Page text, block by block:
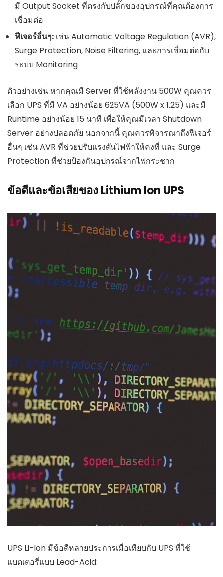
มี Output Socket ที่ตรงกับปลั๊กของอุปกรณ์ที่คุณต้องการ
เชื่อมต่อ
ฟีเจอร์อื่นๆ: เช่น Automatic Voltage Regulation (AVR),
Surge Protection, Noise Filtering, และการเชื่อมต่อกับ
ระบบ Monitoring
ตัวอย่างเช่น หากคุณมี Server ที่ใช้พลังงาน 500W คุณควร
เลือก UPS ที่มี VA อย่างน้อย 625VA (500W x 1.25) และมี
Runtime อย่างน้อย 15 นาที เพื่อให้คุณมีเวลา Shutdown
Server อย่างปลอดภัย นอกจากนี้ คุณควรพิจารณาถึงฟีเจอร์
อื่นๆ เช่น AVR ที่ช่วยปรับแรงดันไฟฟ้าให้คงที่ และ Surge
Protection ที่ช่วยป้องกันอุปกรณ์จากไฟกระชาก
ข้อดีและข้อเสียของ Lithium Ion UPS
UPS Li-Ion มีข้อดีหลายประการเมื่อเทียบกับ UPS ที่ใช้
แบตเตอรี่แบบ Lead-Acid: